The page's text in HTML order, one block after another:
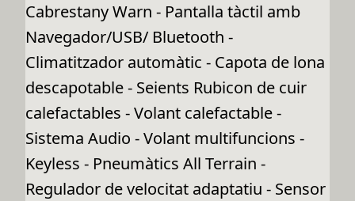
Cabrestany Warn - Pantalla tàctil amb
Navegador/USB/ Bluetooth -
Climatitzador automàtic - Capota de lona
descapotable - Seients Rubicon de cuir
calefactables - Volant calefactable -
Sistema Audio - Volant multifuncions -
Keyless - Pneumàtics All Terrain -
Regulador de velocitat adaptatiu - Sensor